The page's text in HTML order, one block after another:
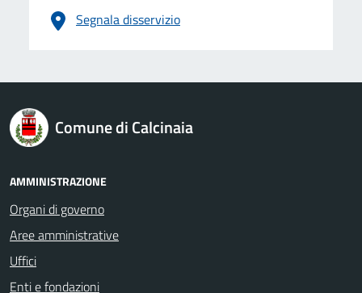
Segnala disservizio
logo Unione Europea
Comune di Calcinaia
AMMINISTRAZIONE
Organi di governo
Aree amministrative
Uffici
Enti e fondazioni